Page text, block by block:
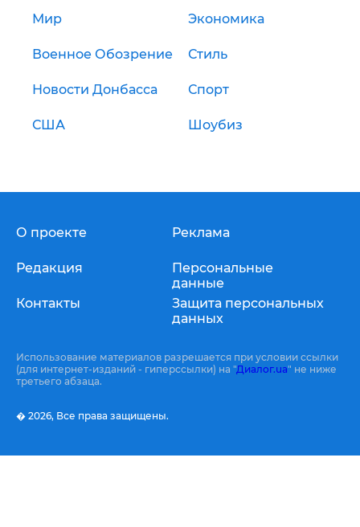
Мир Экономика
Военное Обозрение Стиль
Новости Донбасса Спорт
США Шоубиз
О проекте
Редакция
Контакты
Реклама
Персональные
данные
Защита персональных
данных
Использование материалов разрешается при условии ссылки
(для интернет-изданий - гиперссылки) на "Диалог.ua" не ниже
третьего абзаца.
� 2026, Все права защищены.